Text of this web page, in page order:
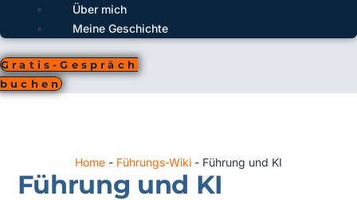
Über mich
Meine Geschichte
Gratis-Gespräch
buchen
Home - Führungs-Wiki - Führung und KI
Führung und KI